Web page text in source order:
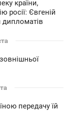
країни,
росії: Євгеній
дипломатів
передачу їй